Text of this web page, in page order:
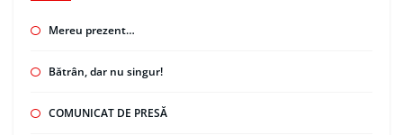
Mereu prezent…
Bătrân, dar nu singur!
COMUNICAT DE PRESĂ